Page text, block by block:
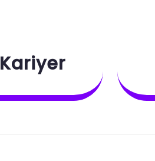
Kariyer